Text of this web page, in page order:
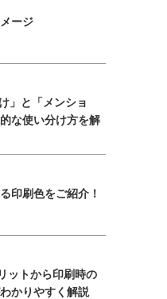
ージ
」と「メンショ
な使い分け方を解
印刷色をご紹介！
ットから印刷時の
かりやすく解説